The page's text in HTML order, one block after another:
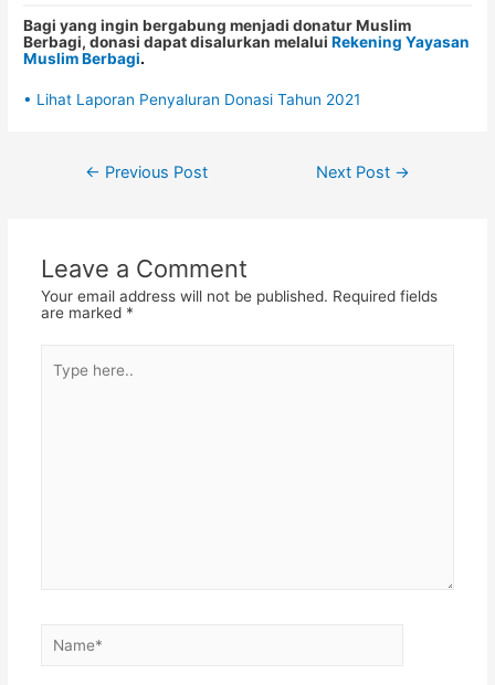
Bagi yang ingin bergabung menjadi donatur Muslim
Berbagi, donasi dapat disalurkan melaluiRekening Yayasan
Muslim Berbagi.
• Lihat Laporan Penyaluran Donasi Tahun 2021
Post
← Previous Post Next Post →
Leave a Comment
Your email address will not be published. Required fields
are marked *
here..